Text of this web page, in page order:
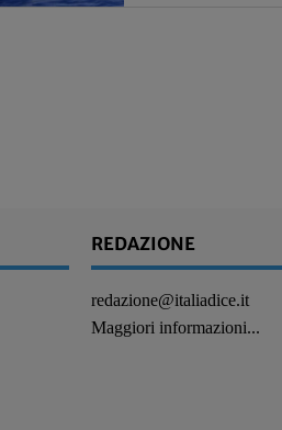
REDAZIONE
redazione@italiadice.it
Maggiori informazioni...